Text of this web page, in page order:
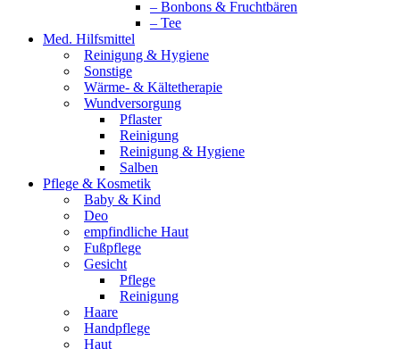
– Bonbons & Fruchtbären
– Tee
Med. Hilfsmittel
Reinigung & Hygiene
Sonstige
Wärme- & Kältetherapie
Wundversorgung
Pflaster
Reinigung
Reinigung & Hygiene
Salben
Pflege & Kosmetik
Baby & Kind
Deo
empfindliche Haut
Fußpflege
Gesicht
Pflege
Reinigung
Haare
Handpflege
Haut